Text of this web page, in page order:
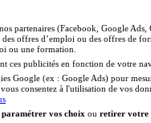
en alternance
alternance
alternance
alternance
nos partenaires (Facebook, Google
offres d’emploi ou des offres de
ou une formation.
ces publicités en fonction de votre
Google (ex : Google Ads) pour
consentez à l'utilisation de vos
paramétrer vos choix ou retirer votre